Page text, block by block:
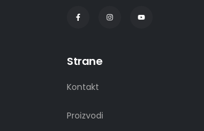
Strane
Kontakt
Proizvodi